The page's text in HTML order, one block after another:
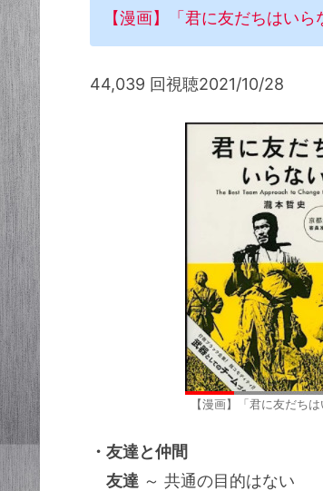
【漫画】「君に友だちはい
44,039 回視聴2021/10/28
【漫画】「君に友だち
・友達と仲間
友達 ～ 共通の目的はない